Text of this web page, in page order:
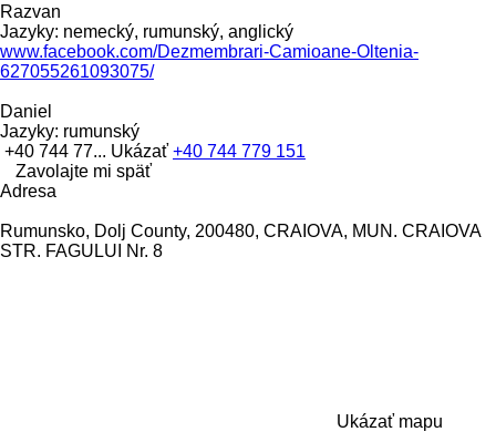
Razvan
Jazyky: nemecký, rumunský, anglický
www.facebook.com/Dezmembrari-Camioane-Oltenia-
627055261093075/
Daniel
Jazyky: rumunský
+40 744 77... Ukázať +40 744 779 151
Zavolajte mi späť
Adresa
Rumunsko, Dolj County, 200480, CRAIOVA, MUN. CRAIOVA
STR. FAGULUI Nr. 8
Ukázať mapu